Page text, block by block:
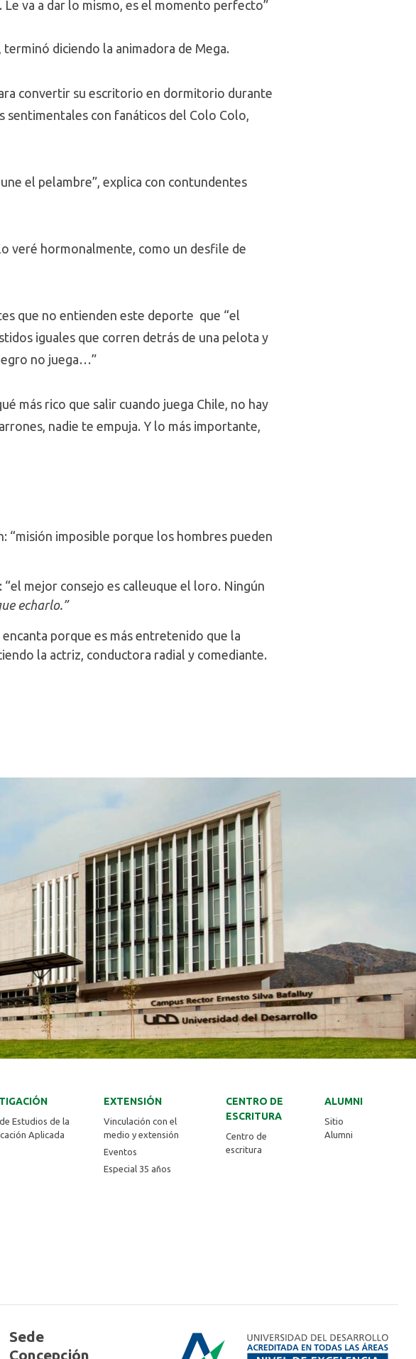
va a dar lo mismo, es el momento perfecto”
diciendo la animadora de Mega.
convertir su escritorio en dormitorio durante
sentimentales con fanáticos del Colo Colo,
el pelambre”, explica con contundentes
veré hormonalmente, como un desfile de
que no entienden este deporte que “el
iguales que corren detrás de una pelota y
no juega…”
más rico que salir cuando juega Chile, no hay
nadie te empuja. Y lo más importante,
“misión imposible porque los hombres pueden
mejor consejo es calleuque el loro. Ningún
echarlo.”
porque es más entretenido que la
la actriz, conductora radial y comediante.
Estudios de la
Aplicada
EXTENSIÓN
Vinculación con el
medio y extensión
Eventos
Especial 35 años
CENTRO DE
ESCRITURA
Centro de
escritura
ALUMNI
Sitio
Alumni
Sede
Concepción